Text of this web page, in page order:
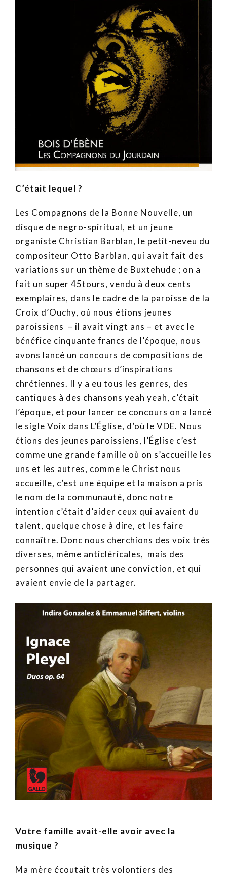
C’était lequel ?
Les Compagnons de la Bonne Nouvelle, un
disque de negro-spiritual, et un jeune
organiste Christian Barblan, le petit-neveu du
compositeur Otto Barblan, qui avait fait des
variations sur un thème de Buxtehude ; on a
fait un super 45tours, vendu à deux cents
exemplaires, dans le cadre de la paroisse de la
Croix d’Ouchy, où nous étions jeunes
paroissiens – il avait vingt ans – et avec le
bénéfice cinquante francs de l’époque, nous
avons lancé un concours de compositions de
chansons et de chœurs d’inspirations
chrétiennes. Il y a eu tous les genres, des
cantiques à des chansons yeah yeah, c’était
l’époque, et pour lancer ce concours on a lancé
le sigle Voix dans L’Église, d’où le VDE. Nous
étions des jeunes paroissiens, l’Église c’est
comme une grande famille où on s’accueille les
uns et les autres, comme le Christ nous
accueille, c’est une équipe et la maison a pris
le nom de la communauté, donc notre
intention c’était d’aider ceux qui avaient du
talent, quelque chose à dire, et les faire
connaître. Donc nous cherchions des voix très
diverses, même anticléricales, mais des
personnes qui avaient une conviction, et qui
avaient envie de la partager.
Votre famille avait-elle avoir avec la
musique ?
Ma mère écoutait très volontiers des